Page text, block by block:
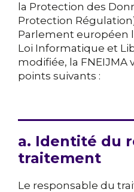
la Protection des
Protection
Parlement européen
Loi Informatique et
modifiée, la FNEIJMA
points suivants :
a. Identité du
traitement
Le responsable du